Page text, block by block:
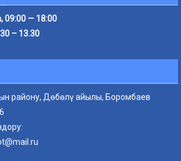
— 18:00
– 13.30
району, Дөбөлү айылы, Боромбаев